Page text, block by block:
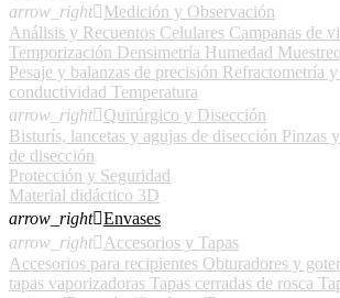
arrow_right Medición y Observación
Análisis y Recuentos Celulares Campanas de
Temporización Densimetría Humedad
Pesaje y balanzas de precisión Refractometría
conductividad Temperatura
arrow_right Quirúrgico y Disección
Bisturís, lancetas y agujas de disección Pinzas
de disección
Protección y Seguridad
Material didáctico 3D
arrow_rightEnvases
arrow_right Accesorios y Tapas
Accesorios para recipientes Obturadores y
tapas vaporizadoras Tapas cerradas de rosca